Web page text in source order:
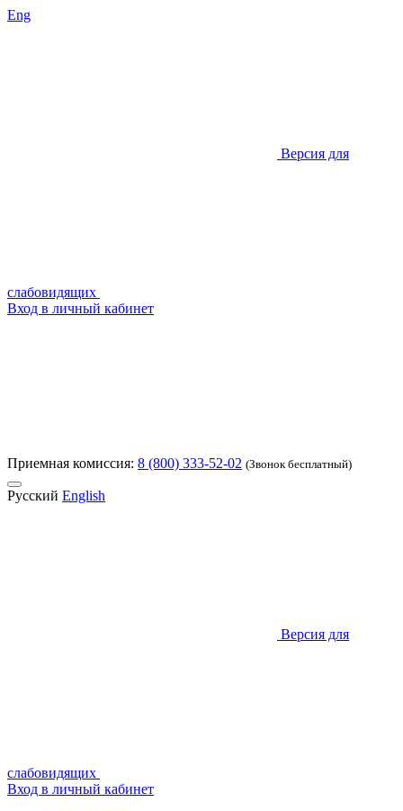
Eng
Версия для
слабовидящих
Вход в личный кабинет
Приемная комиссия: 8 (800) 333-52-02 (Звонок бесплатный)
Русский English
Версия для
слабовидящих
Вход в личный кабинет